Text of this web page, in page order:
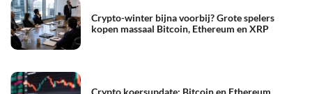
Crypto-winter bijna voorbij? Grote spelers
kopen massaal Bitcoin, Ethereum en XRP
Crypto koersupdate: Bitcoin en Ethereum